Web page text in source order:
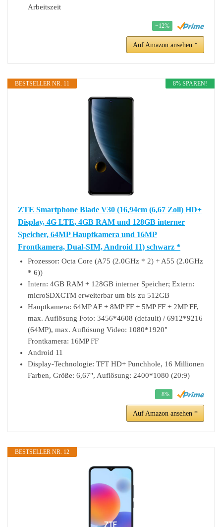
Arbeitszeit
−12%
Auf Amazon ansehen *
8% SPAREN!
BESTSELLER NR. 11
ZTE Smartphone Blade V30 (16,94cm (6,67 Zoll) HD+
Display, 4G LTE, 4GB RAM und 128GB interner
Speicher, 64MP Hauptkamera und 16MP
Frontkamera, Dual-SIM, Android 11) schwarz *
Prozessor: Octa Core (A75 (2.0GHz * 2) + A55 (2.0GHz
* 6))
Intern: 4GB RAM + 128GB interner Speicher; Extern:
microSDXCTM erweiterbar um bis zu 512GB
Hauptkamera: 64MP AF + 8MP FF + 5MP FF + 2MP FF,
max. Auflösung Foto: 3456*4608 (default) / 6912*9216
(64MP), max. Auflösung Video: 1080*1920"
Frontkamera: 16MP FF
Android 11
Display-Technologie: TFT HD+ Punchhole, 16 Millionen
Farben, Größe: 6,67", Auflösung: 2400*1080 (20:9)
−8%
Auf Amazon ansehen *
BESTSELLER NR. 12